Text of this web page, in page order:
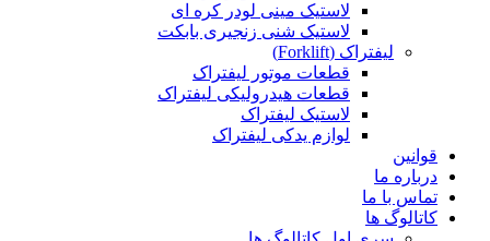
لاستیک مینی لودر کره ای
لاستیک شنی زنجیری بابکت
لیفتراک (Forklift)
قطعات موتور لیفتراک
قطعات هیدرولیکی لیفتراک
لاستیک لیفتراک
لوازم یدکی لیفتراک
قوانین
درباره ما
تماس با ما
کاتالوگ ها